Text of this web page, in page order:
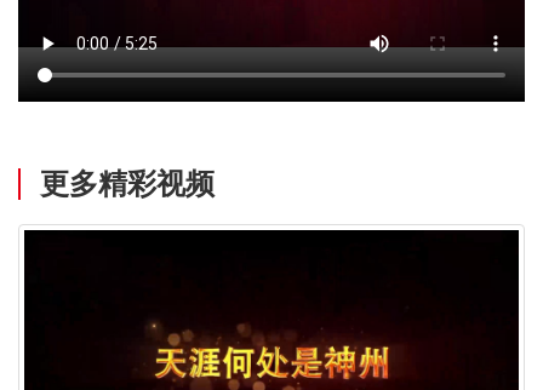
更多精彩视频